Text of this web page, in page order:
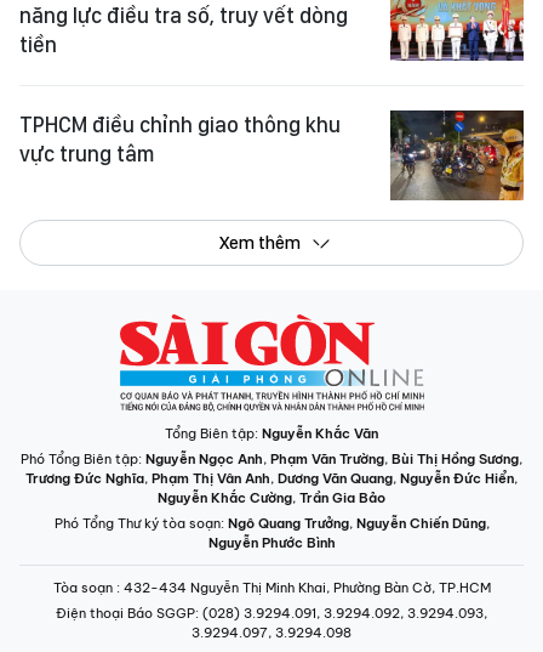
năng lực điều tra số, truy vết dòng
tiền
TPHCM điều chỉnh giao thông khu
vực trung tâm
Xem thêm
Tổng Biên tập: Nguyễn Khắc Văn
Phó Tổng Biên tập: Nguyễn Ngọc Anh, Phạm Văn Trường, Bùi Thị Hồng Sương,
Trương Đức Nghĩa, Phạm Thị Vân Anh, Dương Văn Quang, Nguyễn Đức Hiển,
Nguyễn Khắc Cường, Trần Gia Bảo
Phó Tổng Thư ký tòa soạn: Ngô Quang Trưởng, Nguyễn Chiến Dũng,
Nguyễn Phước Bình
Tòa soạn : 432-434 Nguyễn Thị Minh Khai, Phường Bàn Cờ, TP.HCM
Điện thoại Báo SGGP: (028) 3.9294.091, 3.9294.092, 3.9294.093,
3.9294.097, 3.9294.098